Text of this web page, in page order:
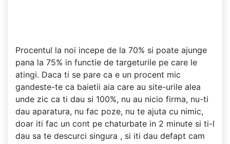
Procentul la noi incepe de la 70% si poate ajunge
pana la 75% in functie de targeturile pe care le
atingi. Daca ti se pare ca e un procent mic
gandeste-te ca baietii aia care au site-urile alea
unde zic ca ti dau si 100%, nu au nicio firma, nu-ti
dau aparatura, nu fac poze, nu te ajuta cu nimic,
doar iti fac un cont pe chaturbate in 2 minute si ti-l
dau sa te descurci singura , si iti dau defapt cam